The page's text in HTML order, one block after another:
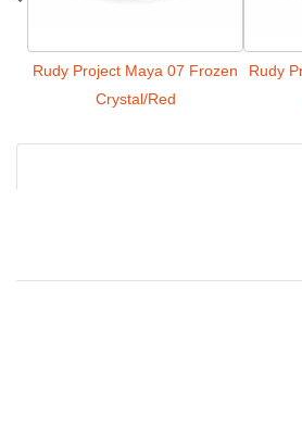
Rudy Project Maya 07 Frozen
Crystal/Red